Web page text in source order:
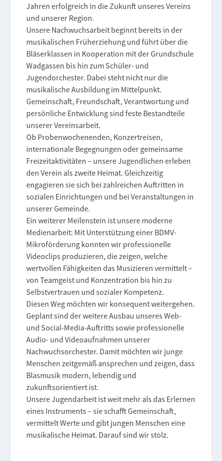
Jahren erfolgreich in die Zukunft unseres Vereins
und unserer Region.
Unsere Nachwuchsarbeit beginnt bereits in der
musikalischen Früherziehung und führt über die
Bläserklassen in Kooperation mit der Grundschule
Wadgassen bis hin zum Schüler- und
Jugendorchester. Dabei steht nicht nur die
musikalische Ausbildung im Mittelpunkt.
Gemeinschaft, Freundschaft, Verantwortung und
persönliche Entwicklung sind feste Bestandteile
unserer Vereinsarbeit.
Ob Probenwochenenden, Konzertreisen,
internationale Begegnungen oder gemeinsame
Freizeitaktivitäten – unsere Jugendlichen erleben
den Verein als zweite Heimat. Gleichzeitig
engagieren sie sich bei zahlreichen Auftritten in
sozialen Einrichtungen und bei Veranstaltungen in
unserer Gemeinde.
Ein weiterer Meilenstein ist unsere moderne
Medienarbeit: Mit Unterstützung einer BDMV-
Mikroförderung konnten wir professionelle
Videoclips produzieren, die zeigen, welche
wertvollen Fähigkeiten das Musizieren vermittelt –
von Teamgeist und Konzentration bis hin zu
Selbstvertrauen und sozialer Kompetenz.
Diesen Weg möchten wir konsequent weitergehen.
Geplant sind der weitere Ausbau unseres Web-
und Social-Media-Auftritts sowie professionelle
Audio- und Videoaufnahmen unserer
Nachwuchsorchester. Damit möchten wir junge
Menschen zeitgemäß ansprechen und zeigen, dass
Blasmusik modern, lebendig und
zukunftsorientiert ist.
Unsere Jugendarbeit ist weit mehr als das Erlernen
eines Instruments – sie schafft Gemeinschaft,
vermittelt Werte und gibt jungen Menschen eine
musikalische Heimat. Darauf sind wir stolz.